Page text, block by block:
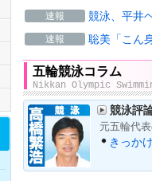
速報 競泳、平井
速報 聡美「こん
五輪競泳コラム
Nikkan Olympic
競泳評
元五輪代
きっか